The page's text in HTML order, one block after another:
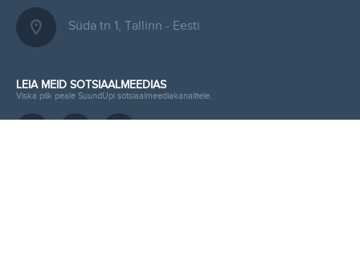
Süda tn 1, Tallinn - Eesti
LEIA MEID SOTSIAALMEEDIAS
Viska pilk peale SuundUpi sotsiaalmeediakanalitele.